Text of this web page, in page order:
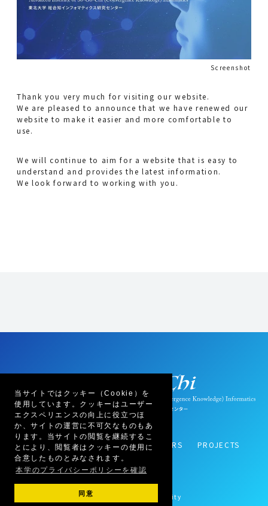
当サイトではクッキー（Cookie）を
使用しています。クッキーはユーザー
エクスペリエンスの向上に役立つほ
か、サイトの運営に不可欠なものもあ
ります。当サイトの閲覧を継続するこ
とにより、閲覧者はクッキーの使用に
合意したものとみなされます。
本学のプライバシーポリシーを確認
同意
Screenshot
Thank you very much for visiting our website.
We are pleased to announce that we have renewed our
website to make it easier and more comfortable to
use.
We will continue to aim for a website that is easy to
understand and provides the latest information.
We look forward to working with you.
ABOUT US RESEARCH MEMBERS
PROJECTS
CONTACT
© 2021 Tohoku University